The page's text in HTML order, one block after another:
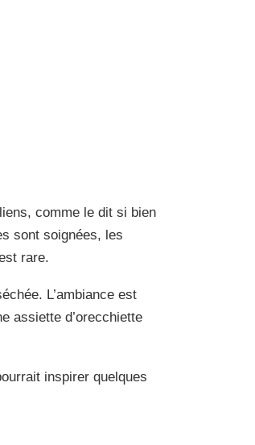
comme le dit si bien
sont soignées, les
rare.
L’ambiance est
assiette d’orecchiette
inspirer quelques